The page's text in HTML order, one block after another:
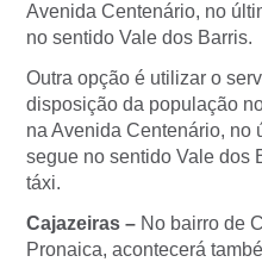
Avenida Centenário, no
no sentido Vale dos Barris.
Outra opção é utilizar o
disposição da população
na Avenida Centenário, no
segue no sentido Vale dos
táxi.
Cajazeiras – No bairro de
Pronaica, acontecerá